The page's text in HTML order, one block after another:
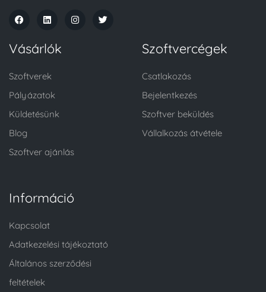
Vásárlók
Szoftverek
Pályázatok
Küldetésünk
Blog
Szoftver ajánlás
Szoftvercégek
Csatlakozás
Bejelentkezés
Szoftver beküldés
Vállalkozás átvétele
Információ
Kapcsolat
Adatkezelési tájékoztató
Általános szerződési
feltételek